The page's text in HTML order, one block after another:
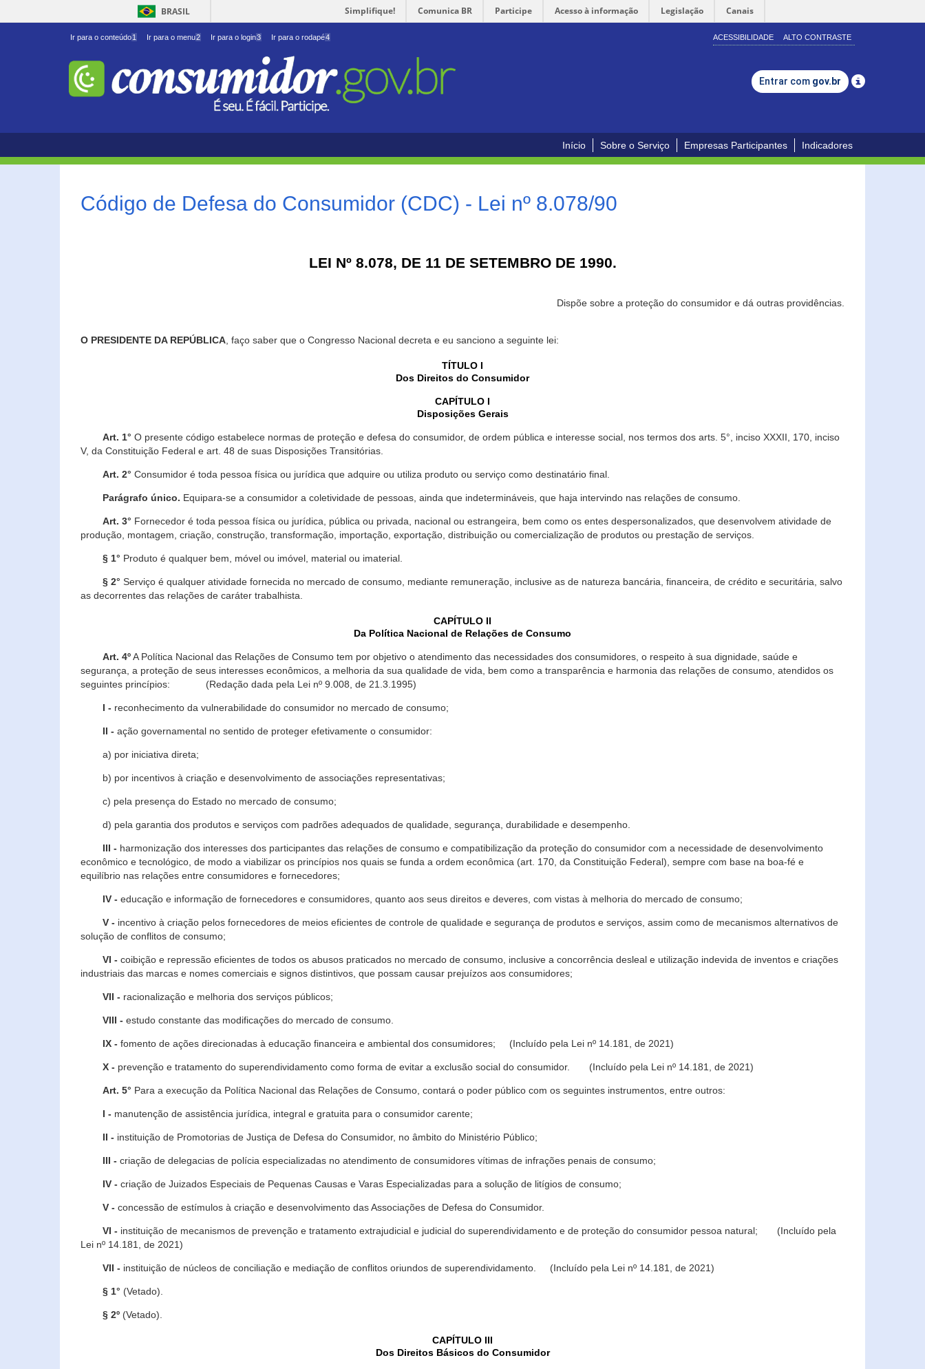
BRASIL Simplifique! Comunica BR Participe Acesso à informação Legislação Canais
Ir para o conteúdo1 Ir para o menu2 Ir para o login3 Ir para o rodapé4 ACESSIBILIDADE ALTO CONTRASTE
Entrar com gov.br
Início Sobre o Serviço Empresas Participantes Indicadores
Código de Defesa do Consumidor (CDC) - Lei nº 8.078/90
LEI Nº 8.078, DE 11 DE SETEMBRO DE 1990.
Dispõe sobre a proteção do consumidor e dá outras providências.
O PRESIDENTE DA REPÚBLICA, faço saber que o Congresso Nacional decreta e eu sanciono a seguinte lei:
TÍTULO I
Dos Direitos do Consumidor
CAPÍTULO I
Disposições Gerais
Art. 1° O presente código estabelece normas de proteção e defesa do consumidor, de ordem pública e interesse social, nos termos dos arts. 5°, inciso XXXII, 170, inciso
V, da Constituição Federal e art. 48 de suas Disposições Transitórias.
Art. 2° Consumidor é toda pessoa física ou jurídica que adquire ou utiliza produto ou serviço como destinatário final.
Parágrafo único. Equipara-se a consumidor a coletividade de pessoas, ainda que indetermináveis, que haja intervindo nas relações de consumo.
Art. 3° Fornecedor é toda pessoa física ou jurídica, pública ou privada, nacional ou estrangeira, bem como os entes despersonalizados, que desenvolvem atividade de
produção, montagem, criação, construção, transformação, importação, exportação, distribuição ou comercialização de produtos ou prestação de serviços.
§ 1° Produto é qualquer bem, móvel ou imóvel, material ou imaterial.
§ 2° Serviço é qualquer atividade fornecida no mercado de consumo, mediante remuneração, inclusive as de natureza bancária, financeira, de crédito e securitária, salvo
as decorrentes das relações de caráter trabalhista.
CAPÍTULO II
Da Política Nacional de Relações de Consumo
Art. 4ºA Política Nacional das Relações de Consumo tem por objetivo o atendimento das necessidades dos consumidores, o respeito à sua dignidade, saúde e
segurança, a proteção de seus interesses econômicos, a melhoria da sua qualidade de vida, bem como a transparência e harmonia das relações de consumo, atendidos os
seguintes princípios: (Redação dada pela Lei nº 9.008, de 21.3.1995)
I - reconhecimento da vulnerabilidade do consumidor no mercado de consumo;
II - ação governamental no sentido de proteger efetivamente o consumidor:
a) por iniciativa direta;
b) por incentivos à criação e desenvolvimento de associações representativas;
c) pela presença do Estado no mercado de consumo;
d) pela garantia dos produtos e serviços com padrões adequados de qualidade, segurança, durabilidade e desempenho.
III - harmonização dos interesses dos participantes das relações de consumo e compatibilização da proteção do consumidor com a necessidade de desenvolvimento
econômico e tecnológico, de modo a viabilizar os princípios nos quais se funda a ordem econômica (art. 170, da Constituição Federal), sempre com base na boa-fé e
equilíbrio nas relações entre consumidores e fornecedores;
IV - educação e informação de fornecedores e consumidores, quanto aos seus direitos e deveres, com vistas à melhoria do mercado de consumo;
V - incentivo à criação pelos fornecedores de meios eficientes de controle de qualidade e segurança de produtos e serviços, assim como de mecanismos alternativos de
solução de conflitos de consumo;
VI - coibição e repressão eficientes de todos os abusos praticados no mercado de consumo, inclusive a concorrência desleal e utilização indevida de inventos e criações
industriais das marcas e nomes comerciais e signos distintivos, que possam causar prejuízos aos consumidores;
VII - racionalização e melhoria dos serviços públicos;
VIII - estudo constante das modificações do mercado de consumo.
IX - fomento de ações direcionadas à educação financeira e ambiental dos consumidores; (Incluído pela Lei nº 14.181, de 2021)
X - prevenção e tratamento do superendividamento como forma de evitar a exclusão social do consumidor. (Incluído pela Lei nº 14.181, de 2021)
Art. 5° Para a execução da Política Nacional das Relações de Consumo, contará o poder público com os seguintes instrumentos, entre outros:
I - manutenção de assistência jurídica, integral e gratuita para o consumidor carente;
II - instituição de Promotorias de Justiça de Defesa do Consumidor, no âmbito do Ministério Público;
III - criação de delegacias de polícia especializadas no atendimento de consumidores vítimas de infrações penais de consumo;
IV - criação de Juizados Especiais de Pequenas Causas e Varas Especializadas para a solução de litígios de consumo;
V - concessão de estímulos à criação e desenvolvimento das Associações de Defesa do Consumidor.
VI - instituição de mecanismos de prevenção e tratamento extrajudicial e judicial do superendividamento e de proteção do consumidor pessoa natural; (Incluído pela
Lei nº 14.181, de 2021)
VII - instituição de núcleos de conciliação e mediação de conflitos oriundos de superendividamento. (Incluído pela Lei nº 14.181, de 2021)
§ 1° (Vetado).
§ 2º (Vetado).
CAPÍTULO III
Dos Direitos Básicos do Consumidor